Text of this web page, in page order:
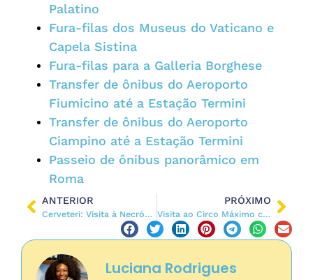
Palatino
Fura-filas dos Museus do Vaticano e
Capela Sistina
Fura-filas para a Galleria Borghese
Transfer de ônibus do Aeroporto
Fiumicino até a Estação Termini
Transfer de ônibus do Aeroporto
Ciampino até a Estação Termini
Passeio de ônibus panorâmico em
Roma
ANTERIOR
Cerveteri: Visita à Necrópole Etrusca e ao Museu Etrusco
PRÓXIMO
Visita ao Circo Máximo com uso de realidade virtual. Super interessante!
Luciana Rodrigues